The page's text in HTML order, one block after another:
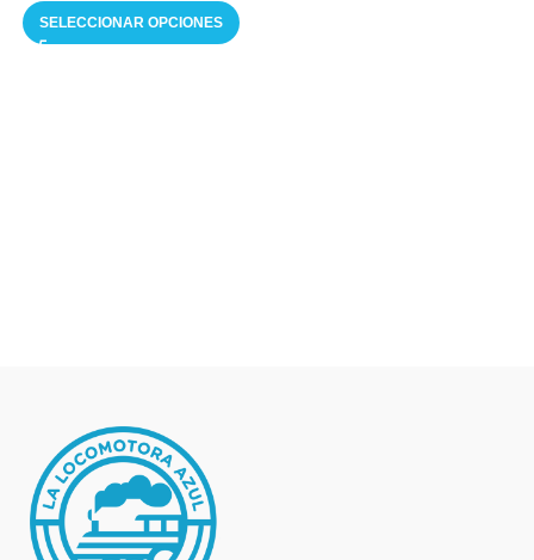
SELECCIONAR OPCIONES